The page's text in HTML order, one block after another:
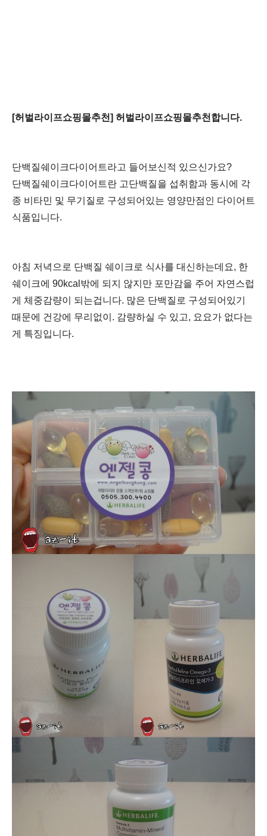
[허벌라이프쇼핑몰추천] 허벌라이프쇼핑몰추천합니다.
단백질쉐이크다이어트라고 들어보신적 있으신가요?
단백질쉐이크다이어트란 고단백질을 섭취함과 동시에 각
종 비타민 및 무기질로 구성되어있는 영양만점인 다이어트
식품입니다.
아침 저녁으로 단백질 쉐이크로 식사를 대신하는데요, 한
쉐이크에 90kcal밖에 되지 않지만 포만감을 주어 자연스럽
게 체중감량이 되는겁니다. 많은 단백질로 구성되어있기
때문에 건강에 무리없이. 감량하실 수 있고, 요요가 없다는
게 특징입니다.